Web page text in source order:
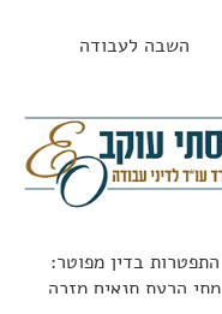
השבה לעבודה
התפטרות בדין מפוטר:
מתי הרעת תנאים מזכה